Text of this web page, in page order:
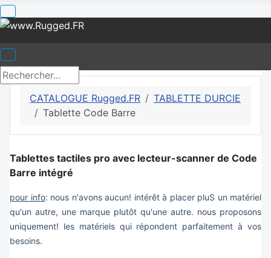
CATALOGUE Rugged.FR
TABLETTE DURCIE
Tablette Code Barre
Tablettes tactiles pro avec lecteur-scanner de Code
Barre intégré
pour info: nous n'avons aucun! intérêt à placer pluS un matériel
qu'un autre, une marque plutôt qu'une autre. nous proposons
uniquement! les matériels qui répondent parfaitement à vos
besoins.